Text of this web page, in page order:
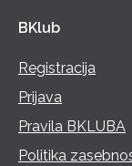
BKlub
Registracija
Prijava
Pravila BKLUBA
Politika